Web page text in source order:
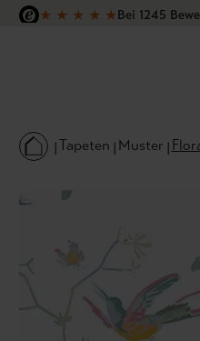
springen
★ ★ ★ ★ ★Bei 1245
Tapeten Muster